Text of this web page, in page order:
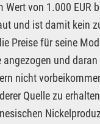
von 1.000 EUR
und ist damit kein
Preise für seine
und
nicht
Quelle zu